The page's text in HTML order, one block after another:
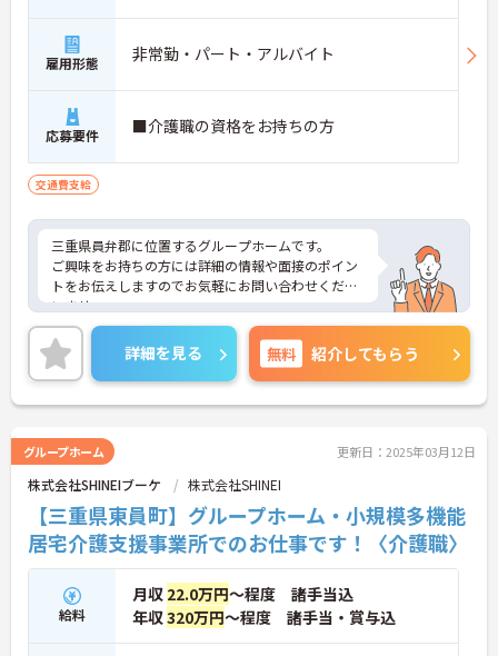
雇用形態 非常勤・パート・アルバイト
応募要件 ■介護職の資格をお持ちの方
交通費支給
三重県員弁郡に位置するグループホームです。
ご興味をお持ちの方には詳細の情報や面接のポイン
トをお伝えしますのでお気軽にお問い合わせくださ
いませ。
詳細を見る 無料 紹介してもらう
グループホーム 更新日：2025年03月12日
株式会社SHINEIブーケ 株式会社SHINEI
【三重県東員町】グループホーム・小規模多機能
居宅介護支援事業所でのお仕事です！〈介護職〉
給料
月収 22.0万円～程度 諸手当込
年収320万円～程度 諸手当・賞与込